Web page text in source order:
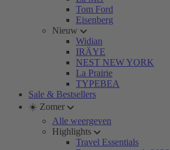
Tom Ford
Eisenberg
Nieuw
Widian
IRÄYE
NEST NEW YORK
La Prairie
TYPEBEA
Sale & Bestsellers
☀️ Zomer
Alle weergeven
Highlights
Travel Essentials